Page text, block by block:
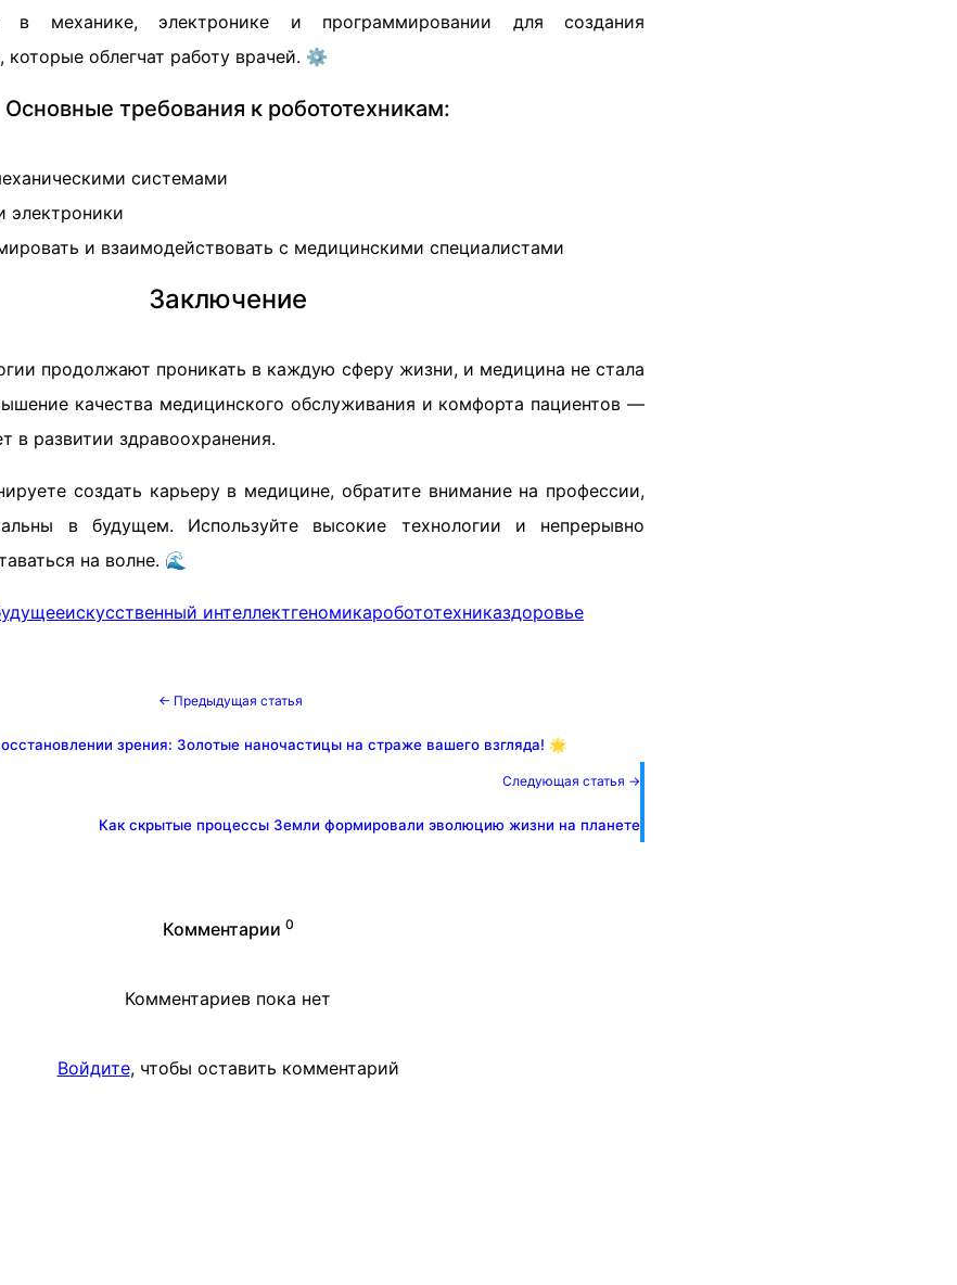
в механике, электронике и программировании для создания
облегчат работу врачей. ⚙️
Основные требования к робототехникам:
системами
электроники
и взаимодействовать с медицинскими специалистами
Заключение
продолжают проникать в каждую сферу жизни, и медицина не стала
качества медицинского обслуживания и комфорта пациентов —
в развитии здравоохранения.
создать карьеру в медицине, обратите внимание на профессии,
в будущем. Используйте высокие технологии и непрерывно
на волне. 🌊
искусственный интеллектгеномикаробототехниказдоровье
← Предыдущая статья
зрения: Золотые наночастицы на страже вашего взгляда! 🌟
Следующая статья →
Как скрытые процессы Земли формировали эволюцию жизни на планете
Комментарии 0
Комментариев пока нет
Войдите, чтобы оставить комментарий